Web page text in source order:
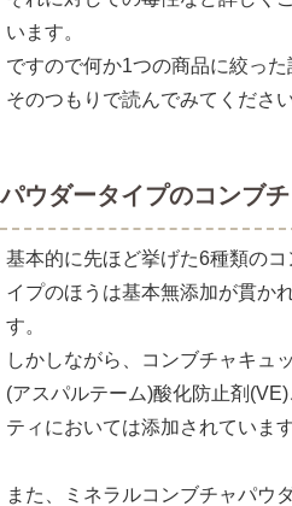
います。
ですので何か1つの商品に絞った
そのつもりで読んでみてください
パウダータイプのコンブ
基本的に先ほど挙げた6種類の
イプのほうは基本無添加が貫か
す。
しかしながら、コンブチャキュ
(アスパルテーム)酸化防止剤
ティにおいては添加されています
また、ミネラルコンブチャパウ